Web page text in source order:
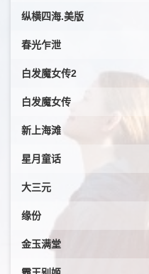
纵横四海.美版
春光乍泄
白发魔女传2
白发魔女传
新上海滩
星月童话
大三元
缘份
金玉满堂